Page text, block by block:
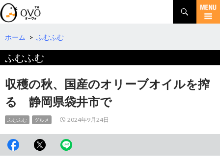
検
索
コ
テ
へ
移
動
ホーム > ふむふむ
ふむふむ
収穫の秋、国産のオリーブオイルを搾
る 静岡県袋井市で
ふむふむ グルメ 2024年9月24日